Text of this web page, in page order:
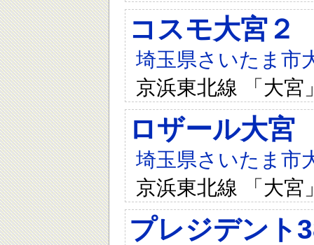
コスモ大宮２
埼玉県さいたま市
京浜東北線 「大宮
ロザール大宮
埼玉県さいたま市
京浜東北線 「大宮
プレジデント